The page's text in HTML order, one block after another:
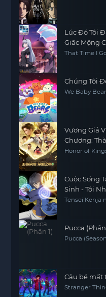
Lúc Đó Tôi
Giấc Mộng
That Time I
Chúng Tôi
We Baby
Vương Giả
Chương:
Honor of
Cuộc Sống
Sinh - Tôi
Hai, Và Đã
Tensei Kenja
Sage in the
Pucca (Phần
Pucca
Cậu bé mất
Stranger